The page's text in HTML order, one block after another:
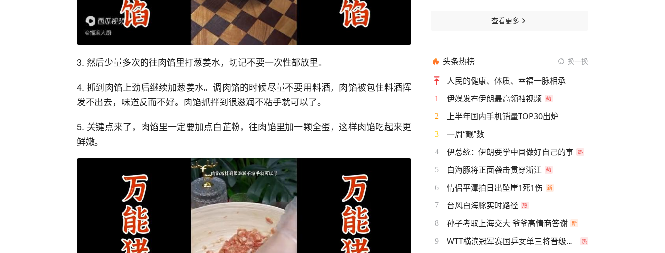
3. 然后少量多次的往肉馅里打葱姜水，切记不要一次性都放里。
4. 抓到肉馅上劲后继续加葱姜水。调肉馅的时候尽量不要用料酒，肉馅被包住料酒挥
发不出去，味道反而不好。肉馅抓拌到很滋润不粘手就可以了。
5. 关键点来了，肉馅里一定要加点白芷粉，往肉馅里加一颗全蛋，这样肉馅吃起来更
鲜嫩。
查看更多
头条热榜 换一换
人民的健康、体质、幸福一脉相承
1 伊媒发布伊朗最高领袖视频
2 上半年国内手机销量TOP30出炉
3 一周“靓”数
4 伊总统：伊朗要学中国做好自己的事
5 白海豚将正面袭击贯穿浙江
6 情侣平潭拍日出坠崖1死1伤
7 台风白海豚实时路径
8 孙子考取上海交大 爷爷高情商答谢
9 WTT横滨冠军赛国乒女单三将晋级四强